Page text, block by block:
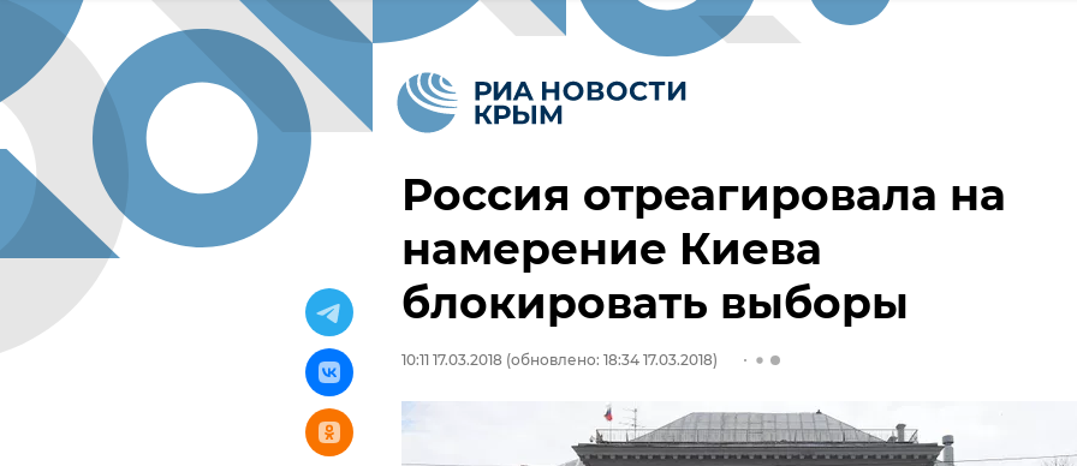
Россия отреагировала на
намерение Киева
блокировать выборы
10:11 17.03.2018 (обновлено: 18:34 17.03.2018)